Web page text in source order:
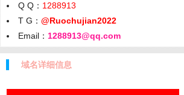
Q Q： 1288913
T G： @Ruochujian2022
Email： 1288913@qq.com
域名详细信息